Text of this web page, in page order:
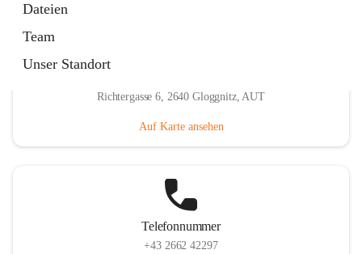
Dateien
Team
Unser Standort
Richtergasse 6, 2640 Gloggnitz, AUT
Auf Karte ansehen
Telefonnummer
+43 2662 42297